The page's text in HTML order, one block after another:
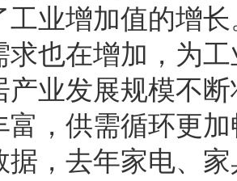
工业增加值的增
求也在增加，为
产业发展规模不
富，供需循环更
据，去年家电、